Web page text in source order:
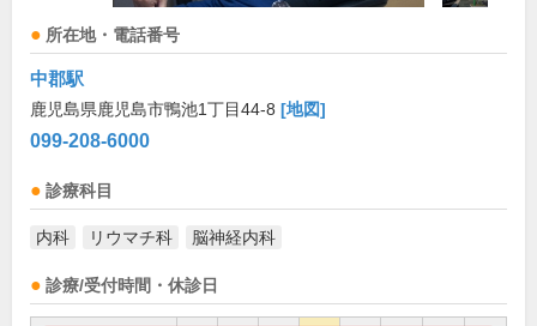
所在地・電話番号
中郡駅
鹿児島県鹿児島市鴨池1丁目44-8 [地図]
099-208-6000
診療科目
内科 リウマチ科 脳神経内科
診療/受付時間・休診日